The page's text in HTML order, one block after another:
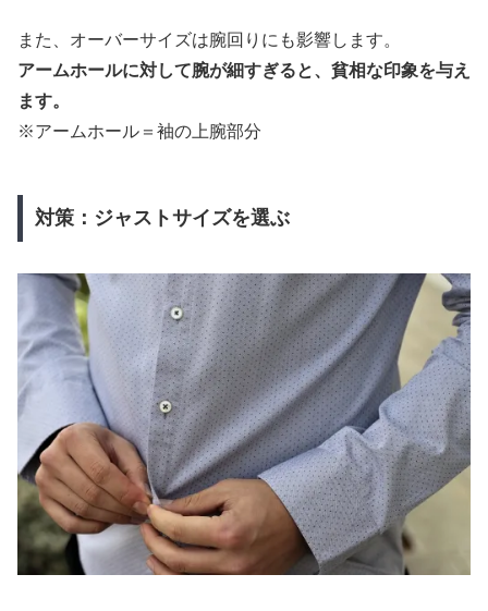
また、オーバーサイズは腕回りにも影響します。
アームホールに対して腕が細すぎると、貧相な印象を与え
ます。
※アームホール＝袖の上腕部分
対策：ジャストサイズを選ぶ